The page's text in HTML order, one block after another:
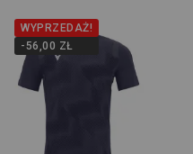
WYPRZEDAŻ!
-56,00 ZŁ